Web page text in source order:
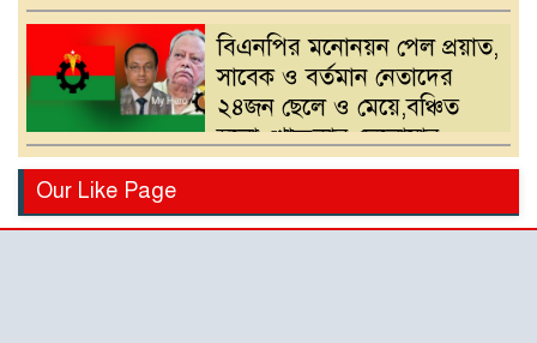
বিএনপির মনোনয়ন পেল প্রয়াত,
সাবেক ও বর্তমান নেতাদের
২৪জন ছেলে ও মেয়ে,বঞ্চিত
হলো খোন্দকার দেলোয়ার
হোসেনের পুত্র
দাবিতে খোন্দকার আকবরের
Our Like Page